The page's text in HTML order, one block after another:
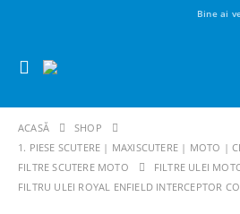
Bine ai
ACASĂ
SHOP
1. PIESE SCUTERE | MAXISCUTERE | MOTO |
FILTRE SCUTERE MOTO
FILTRE ULEI
FILTRU ULEI ROYAL ENFIELD INTERCEPTOR